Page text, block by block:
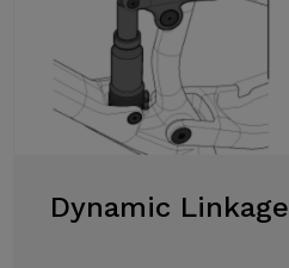
Dynamic Linkage